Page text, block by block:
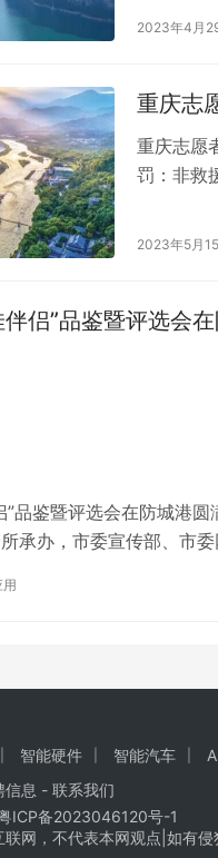
片。一
2023年4月
重庆志
重庆志愿
罚：非救
队工作
2023年5月
侣”品鉴暨评选会
”品鉴暨评选会在防城港
承办，市委宣传部、市
场 防城港市政协副主席…
用
智能硬件 智能汽车
信息 - 联系我们
ICP备2023046120号-1
网，不代表本网观点|如有